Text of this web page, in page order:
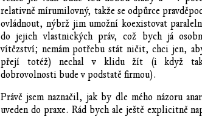
relativně mírumilovný, takže se odpůrce
ovládnout, nýbrž jim umožní koexistovat
do jejich vlastnických práv, což bych já
vítězství; nemám potřebu stát ničit, chci jen,
přejí totéž) nechal v klidu žít (i když
dobrovolnosti bude v podstatě firmou).
Právě jsem naznačil, jak by dle mého názoru
uveden do praxe. Rád bych ale ještě explicitně